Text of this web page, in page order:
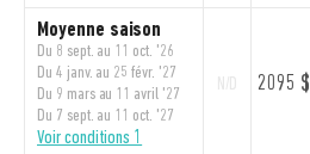
Moyenne saison
Du 8 sept. au 11 oct. '26
Du 4 janv. au 25 févr. '27
Du 9 mars au 11 avril '27
Du 7 sept. au 11 oct. '27
Voir conditions 1
2095 $